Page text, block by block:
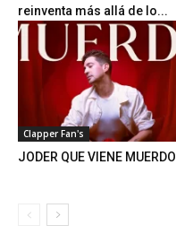
reinventa más allá de lo...
Clapper Fan's
JODER QUE VIENE MUERDO